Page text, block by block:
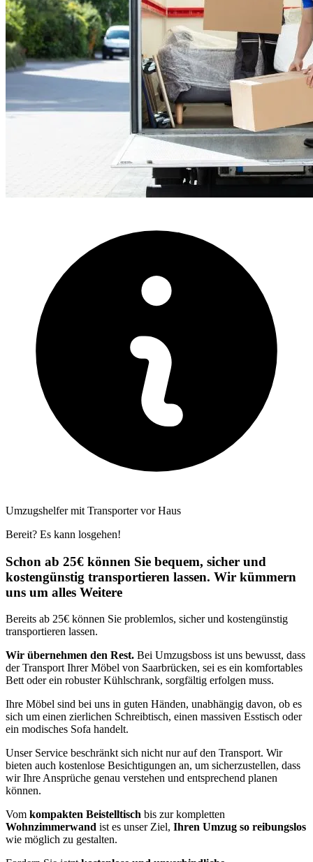
Umzugshelfer mit Transporter vor Haus
Bereit? Es kann losgehen!
Schon ab 25€ können Sie bequem, sicher und
kostengünstig transportieren lassen. Wir kümmern
uns um alles Weitere
Bereits ab 25€ können Sie problemlos, sicher und kostengünstig
transportieren lassen.
Wir übernehmen den Rest. Bei Umzugsboss ist uns bewusst, dass
der Transport Ihrer Möbel von Saarbrücken, sei es ein komfortables
Bett oder ein robuster Kühlschrank, sorgfältig erfolgen muss.
Ihre Möbel sind bei uns in guten Händen, unabhängig davon, ob es
sich um einen zierlichen Schreibtisch, einen massiven Esstisch oder
ein modisches Sofa handelt.
Unser Service beschränkt sich nicht nur auf den Transport. Wir
bieten auch kostenlose Besichtigungen an, um sicherzustellen, dass
wir Ihre Ansprüche genau verstehen und entsprechend planen
können.
Vom kompakten Beistelltisch bis zur kompletten
Wohnzimmerwand ist es unser Ziel, Ihren Umzug so reibungslos
wie möglich zu gestalten.